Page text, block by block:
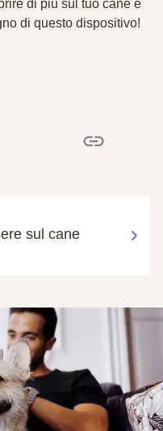
di più sul tuo cane e
di questo dispositivo!
sul cane